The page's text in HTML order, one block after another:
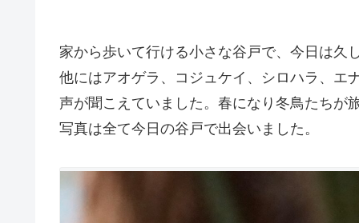
家から歩いて行ける小さな谷戸で、今日は久
他にはアオゲラ、コジュケイ、シロハラ、エ
声が聞こえていました。春になり冬鳥たちが
写真は全て今日の谷戸で出会いました。